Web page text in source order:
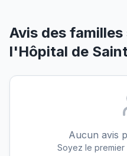
Avis des familles
l'Hôpital de
Aucun avis
Soyez le premier